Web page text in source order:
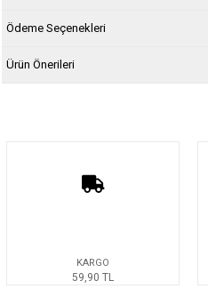
Ödeme Seçenekleri
Ürün Önerileri
KARGO
59,90 TL